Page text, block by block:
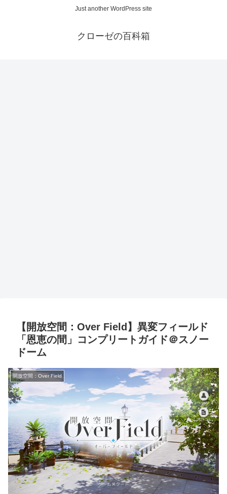
Just another WordPress site
クローゼの百科箱
【開放空間：Over Field】異変フィールド
「恩恵の間」コンプリートガイド＠スノー
ドーム
開放空間：Over Field